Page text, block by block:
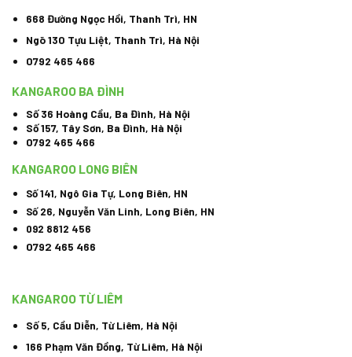
668 Đường Ngọc Hồi, Thanh Trì, HN
Ngõ 130 Tựu Liệt, Thanh Trì, Hà Nội
0792 465 466
KANGAROO BA ĐÌNH
Số 36 Hoàng Cầu, Ba Đình, Hà Nội
Số 157, Tây Sơn, Ba Đình, Hà Nội
0792 465 466
KANGAROO LONG BIÊN
Số 141, Ngô Gia Tự, Long Biên, HN
Số 26, Nguyễn Văn Linh, Long Biên, HN
092 8812 456
0792 465 466
KANGAROO TỪ LIÊM
Số 5, Cầu Diễn, Từ Liêm, Hà Nội
166 Phạm Văn Đồng, Từ Liêm, Hà Nội